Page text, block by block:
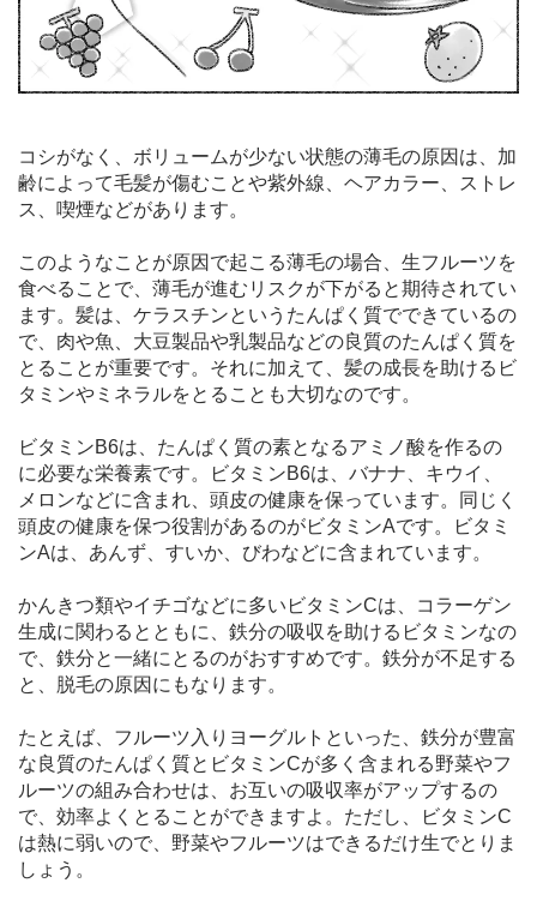
コシがなく、ボリュームが少ない状態の薄毛の原因は、加
齢によって毛髪が傷むことや紫外線、ヘアカラー、ストレ
ス、喫煙などがあります。
このようなことが原因で起こる薄毛の場合、生フルーツを
食べることで、薄毛が進むリスクが下がると期待されてい
ます。髪は、ケラスチンというたんぱく質でできているの
で、肉や魚、大豆製品や乳製品などの良質のたんぱく質を
とることが重要です。それに加えて、髪の成長を助けるビ
タミンやミネラルをとることも大切なのです。
ビタミンB6は、たんぱく質の素となるアミノ酸を作るの
に必要な栄養素です。ビタミンB6は、バナナ、キウイ、
メロンなどに含まれ、頭皮の健康を保っています。同じく
頭皮の健康を保つ役割があるのがビタミンAです。ビタミ
ンAは、あんず、すいか、びわなどに含まれています。
かんきつ類やイチゴなどに多いビタミンCは、コラーゲン
生成に関わるとともに、鉄分の吸収を助けるビタミンなの
で、鉄分と一緒にとるのがおすすめです。鉄分が不足する
と、脱毛の原因にもなります。
たとえば、フルーツ入りヨーグルトといった、鉄分が豊富
な良質のたんぱく質とビタミンCが多く含まれる野菜やフ
ルーツの組み合わせは、お互いの吸収率がアップするの
で、効率よくとることができますよ。ただし、ビタミンC
は熱に弱いので、野菜やフルーツはできるだけ生でとりま
しょう。